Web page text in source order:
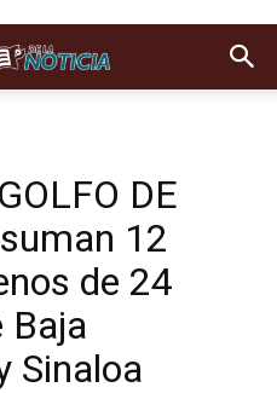
DE
12
de 24
Baja
Sinaloa